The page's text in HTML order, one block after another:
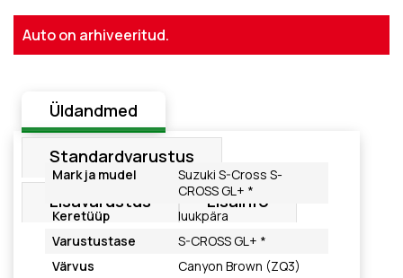
Suzuki S-Cross S-CROSS
Auto on arhiveeritud.
Üldandmed
Standardvarustus
Lisavarustus Lisainfo
Mark ja mudel
Suzuki S-Cross S-
CROSS GL+ *
Keretüüp
luukpära
Varustustase
S-CROSS GL+ *
Värvus
Canyon Brown (ZQ3)